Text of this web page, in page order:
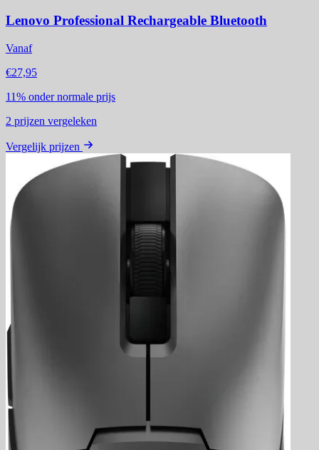
Lenovo Professional Rechargeable Bluetooth
Vanaf
€27,95
11% onder normale prijs
2 prijzen vergeleken
Vergelijk prijzen